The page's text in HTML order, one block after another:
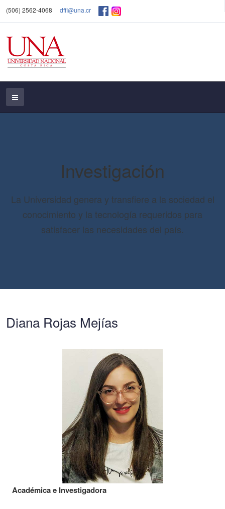
(506) 2562-4068 dffl@una.cr
Investigación
La Universidad genera y transfiere a la sociedad el
conocimiento y la tecnología requeridos para
satisfacer las necesidades del país.
Diana Rojas Mejías
Académica e Investigadora